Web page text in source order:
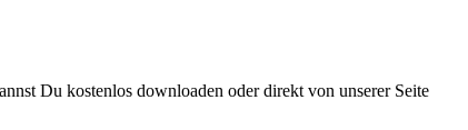
Du kostenlos downloaden oder direkt von unserer Seite